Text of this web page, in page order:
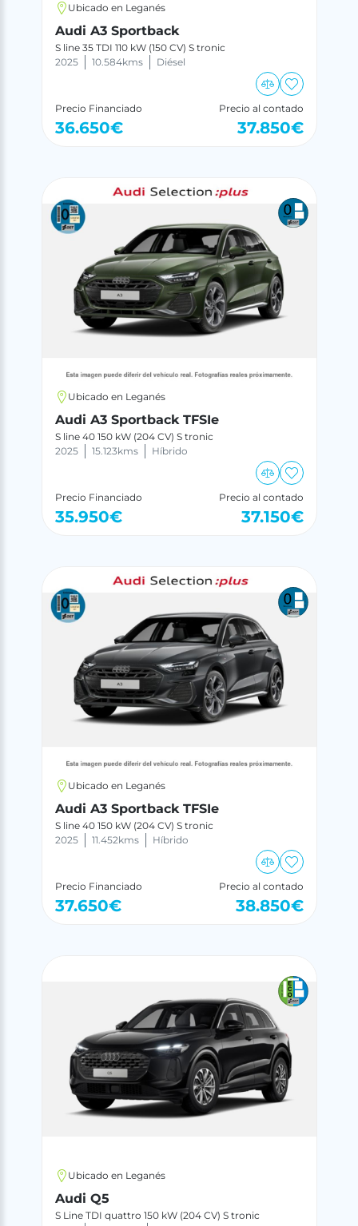
Ubicado en Leganés
Audi A3 Sportback
S line 35 TDI 110 kW (150 CV) S tronic
2025
10.584kms Diésel
Precio Financiado
36.650€
Precio al contado
37.850€
Ubicado en Leganés
Audi A3 Sportback TFSIe
S line 40 150 kW (204 CV) S tronic
2025
15.123kms Híbrido
Precio Financiado
35.950€
Precio al contado
37.150€
Ubicado en Leganés
Audi A3 Sportback TFSIe
S line 40 150 kW (204 CV) S tronic
2025
11.452kms Híbrido
Precio Financiado
37.650€
Precio al contado
38.850€
Ubicado en Leganés
Audi Q5
S Line TDI quattro 150 kW (204 CV) S tronic